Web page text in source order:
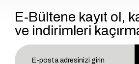
E-Bültene kayıt ol,
ve indirimleri